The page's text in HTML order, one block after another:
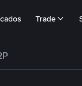
Trade